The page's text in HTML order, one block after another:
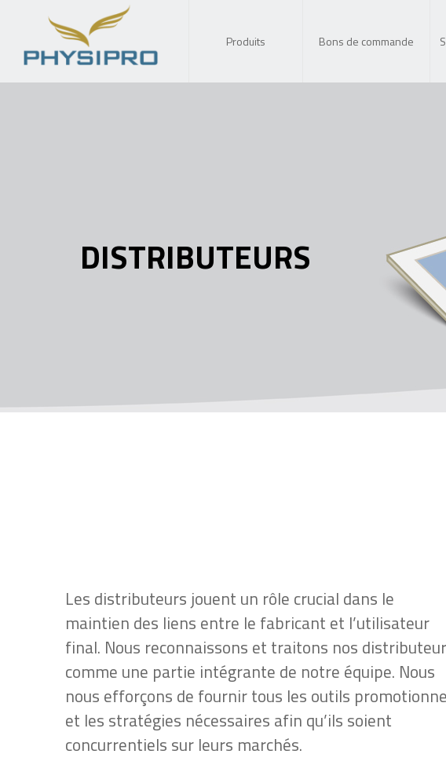
Produits Bons de commande
DISTRIBUTEURS
Les distributeurs jouent un rôle crucial dans le
maintien des liens entre le fabricant et l’utilisateur
final. Nous reconnaissons et traitons nos
comme une partie intégrante de notre équipe. Nous
nous efforçons de fournir tous les outils
et les stratégies nécessaires afin qu’ils soient
concurrentiels sur leurs marchés.